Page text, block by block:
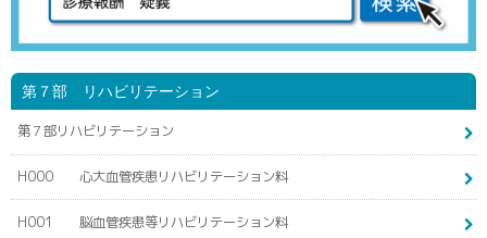
第７部 リハビリテーション
第７部リハビリテーション
H000 心大血管疾患リハビリテーション料
H001 脳血管疾患等リハビリテーション料